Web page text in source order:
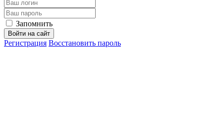
Запомнить
Войти на сайт
Регистрация Восстановить пароль